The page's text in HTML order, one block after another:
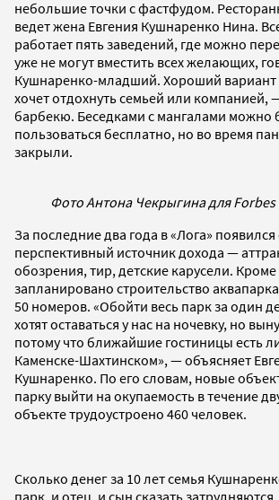
небольшие точки с фастфудом.
ведет жена Евгения Кушнаренко Нина.
работает пять заведений, где можно
уже не могут вместить всех желающих,
Кушнаренко-младший. Хороший вариант
хочет отдохнуть семьей или компанией,
барбекю. Беседками с мангалами можно
пользоваться бесплатно, но во время
закрыли.
Фото Антона Чекрыгина для Forbes
За последние два года в «Лога»
перспективный источник дохода —
обозрения, тир, детские карусели. Кроме
запланировано строительство
50 номеров. «Обойти весь парк за один
хотят оставаться у нас на ночевку, но
потому что ближайшие гостиницы есть
Каменске-Шахтинском», — объясняет
Кушнаренко. По его словам, новые
парку выйти на окупаемость в течение
объекте трудоустроено 460 человек.
Сколько денег за 10 лет семья
парк, и отец, и сын сказать